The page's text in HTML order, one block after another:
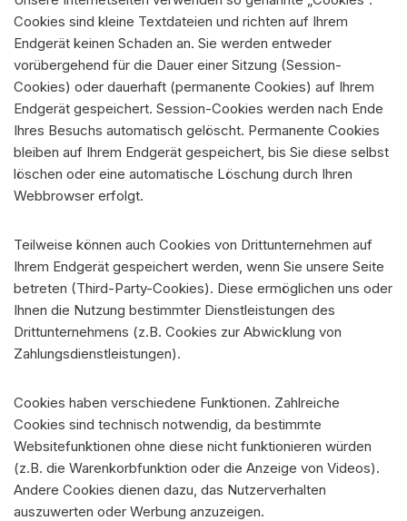
Cookies sind kleine Textdateien und richten auf Ihrem
Endgerät keinen Schaden an. Sie werden entweder
vorübergehend für die Dauer einer Sitzung (Session-
Cookies) oder dauerhaft (permanente Cookies) auf Ihrem
Endgerät gespeichert. Session-Cookies werden nach Ende
Ihres Besuchs automatisch gelöscht. Permanente Cookies
bleiben auf Ihrem Endgerät gespeichert, bis Sie diese selbst
löschen oder eine automatische Löschung durch Ihren
Webbrowser erfolgt.
Teilweise können auch Cookies von Drittunternehmen auf
Ihrem Endgerät gespeichert werden, wenn Sie unsere Seite
betreten (Third-Party-Cookies). Diese ermöglichen uns oder
Ihnen die Nutzung bestimmter Dienstleistungen des
Drittunternehmens (z.B. Cookies zur Abwicklung von
Zahlungsdienstleistungen).
Cookies haben verschiedene Funktionen. Zahlreiche
Cookies sind technisch notwendig, da bestimmte
Websitefunktionen ohne diese nicht funktionieren würden
(z.B. die Warenkorbfunktion oder die Anzeige von Videos).
Andere Cookies dienen dazu, das Nutzerverhalten
auszuwerten oder Werbung anzuzeigen.